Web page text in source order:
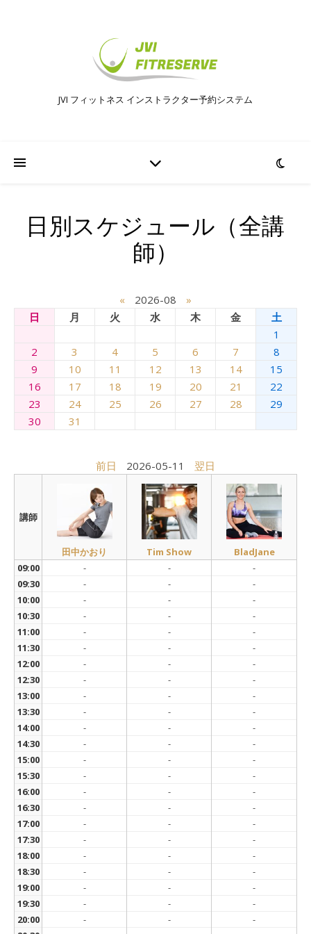
JVI フィットネス インストラクター予約システム
日別スケジュール（全講
師）
« 2026-08
»
日
月 火 水 木 金
土
1
2
3 4 5 6 7
8
9
10 11 12 13 14
15
16
17 18 19 20 21
22
23
24 25 26 27 28
29
30
31
前日 2026-05-11 翌日
講師
田中かおり Tim Show
BladJane
09:00
- -
-
09:30
- -
-
10:00
- -
-
10:30
- -
-
11:00
- -
-
11:30
- -
-
12:00
- -
-
12:30
- -
-
13:00
- -
-
13:30
- -
-
14:00
- -
-
14:30
- -
-
15:00
- -
-
15:30
- -
-
16:00
- -
-
16:30
- -
-
17:00
- -
-
17:30
- -
-
18:00
- -
-
18:30
- -
-
19:00
- -
-
19:30
- -
-
20:00
- -
-